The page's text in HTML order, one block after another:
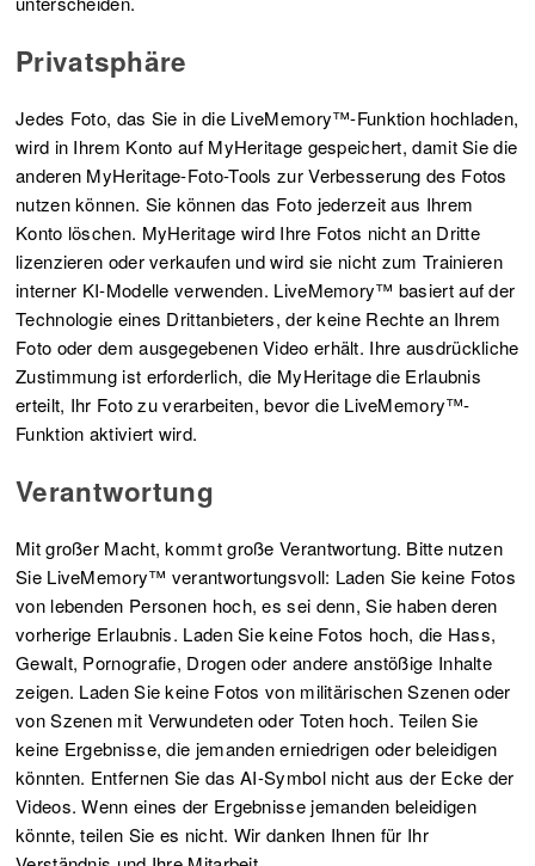
Privatsphäre
Jedes Foto, das Sie in die LiveMemory™-Funktion hochladen,
wird in Ihrem Konto auf MyHeritage gespeichert, damit Sie die
anderen MyHeritage-Foto-Tools zur Verbesserung des Fotos
nutzen können. Sie können das Foto jederzeit aus Ihrem
Konto löschen. MyHeritage wird Ihre Fotos nicht an Dritte
lizenzieren oder verkaufen und wird sie nicht zum Trainieren
interner KI-Modelle verwenden. LiveMemory™ basiert auf der
Technologie eines Drittanbieters, der keine Rechte an Ihrem
Foto oder dem ausgegebenen Video erhält. Ihre ausdrückliche
Zustimmung ist erforderlich, die MyHeritage die Erlaubnis
erteilt, Ihr Foto zu verarbeiten, bevor die LiveMemory™-
Funktion aktiviert wird.
Verantwortung
Mit großer Macht, kommt große Verantwortung. Bitte nutzen
Sie LiveMemory™ verantwortungsvoll: Laden Sie keine Fotos
von lebenden Personen hoch, es sei denn, Sie haben deren
vorherige Erlaubnis. Laden Sie keine Fotos hoch, die Hass,
Gewalt, Pornografie, Drogen oder andere anstößige Inhalte
zeigen. Laden Sie keine Fotos von militärischen Szenen oder
von Szenen mit Verwundeten oder Toten hoch. Teilen Sie
keine Ergebnisse, die jemanden erniedrigen oder beleidigen
könnten. Entfernen Sie das AI-Symbol nicht aus der Ecke der
Videos. Wenn eines der Ergebnisse jemanden beleidigen
könnte, teilen Sie es nicht. Wir danken Ihnen für Ihr